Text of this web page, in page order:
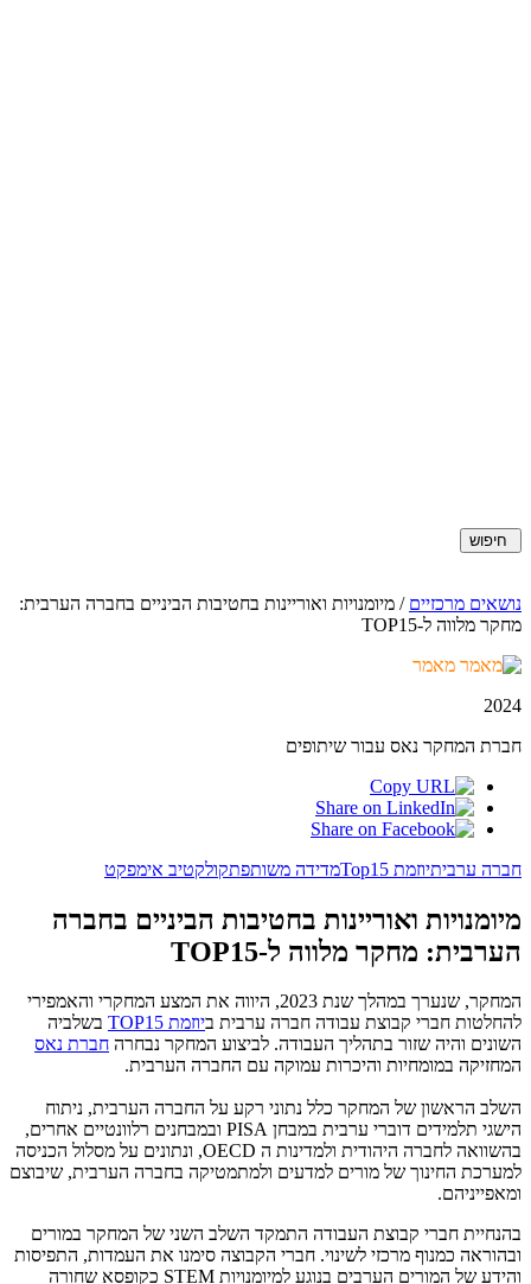
נושאים מרכזיים / מיומנויות ואוריינות בחטיבות הביניים בחברה הערבית:
מחקר מלווה ל-TOP15
מאמר
2024
חברת המחקר נאס עבור שיתופים
חברה ערביתיוזמת Top15 מדידה משותפתקולקטיב אימפקט
מיומנויות ואוריינות בחטיבות הביניים בחברה
הערבית: מחקר מלווה ל-TOP15
המחקר, שנערך במהלך שנת 2023, היווה את המצע המחקרי והאמפירי
להחלטות חברי קבוצת עבודה חברה ערבית ביוזמת TOP15
בשלביה
השונים והיה שזור בתהליך העבודה. לביצוע המחקר נבחרה חברת נאס
המחזיקה במומחיות והיכרות עמוקה עם החברה הערבית.
השלב הראשון של המחקר כלל נתוני רקע על החברה הערבית, ניתוח
הישגי תלמידים דוברי ערבית במבחן PISA ובמבחנים רלוונטיים אחרים,
בהשוואה לחברה היהודית ולמדינות ה OECD, ונתונים על מסלול הכניסה
למערכת החינוך של מורים למדעים ולמתמטיקה בחברה הערבית, שיבוצם
ומאפייניהם.
בהנחיית חברי קבוצת העבודה התמקד השלב השני של המחקר במורים
ובהוראה כמנוף מרכזי לשינוי. חברי הקבוצה סימנו את העמדות, התפיסות
והידע של המורים הערבים בנוגע למיומנויות STEM כקופסא שחורה